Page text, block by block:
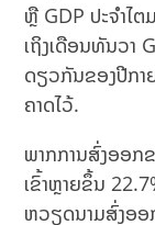
ຫຼື GDP ປະຈຳໄຕ
ເຖິງເດືອນທັນວາ
ດຽວກັນຂອງປີກາ
ຄາດໄວ້.
ພາກການສົ່ງອອກ
ເຂົ້າຫຼາຍຂຶ້ນ
ຫວຽດນາມສົ່ງອອ